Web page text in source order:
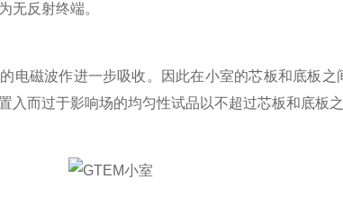
无反射终端。
磁波作进一步吸收。因此在小室的芯板和底板之
而过于影响场的均匀性试品以不超过芯板和底板之